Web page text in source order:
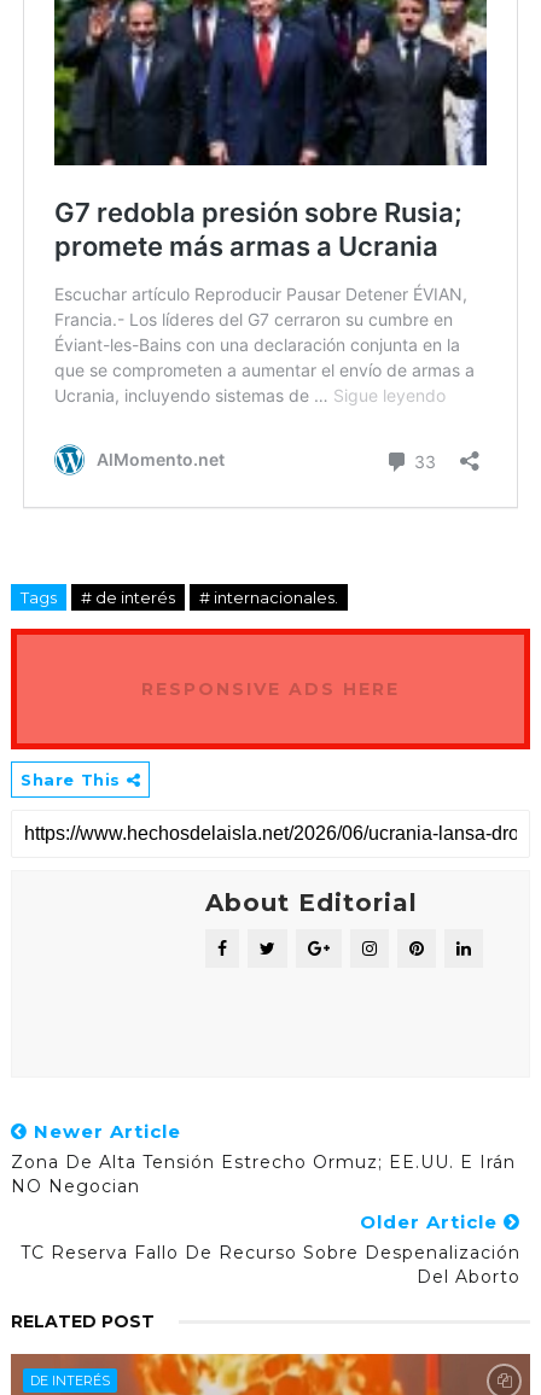
Tags # de interés # internacionales.
RESPONSIVE ADS HERE
Share This
About Editorial
Newer Article
Zona De Alta Tensión Estrecho Ormuz; EE.UU. E Irán
NO Negocian
Older Article
TC Reserva Fallo De Recurso Sobre Despenalización
Del Aborto
RELATED POST
DE INTERÉS